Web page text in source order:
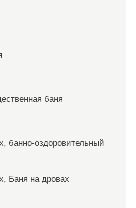
баня
банно-оздоровительный
Баня на дровах